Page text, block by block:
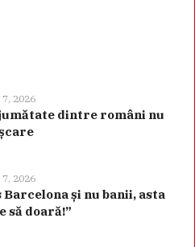
7, 2026
dintre români nu
7, 2026
Barcelona și nu banii, asta
să doară!”